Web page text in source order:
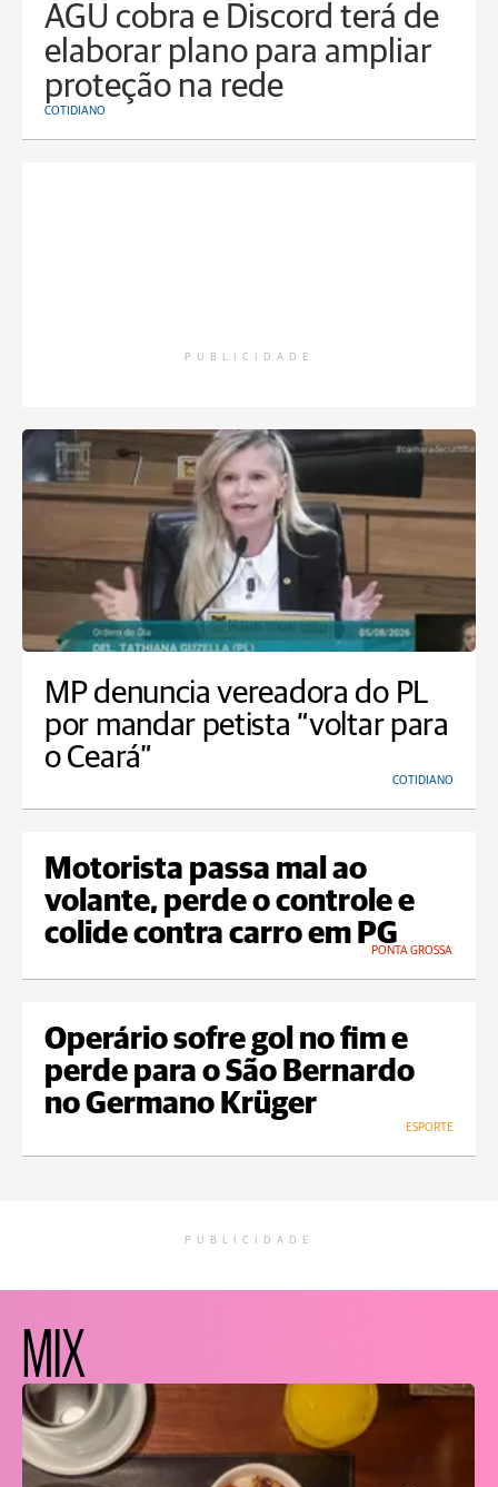
AGU cobra e Discord terá de
elaborar plano para ampliar
proteção na rede
COTIDIANO
PUBLICIDADE
MP denuncia vereadora do PL
por mandar petista “voltar para
o Ceará”
COTIDIANO
Motorista passa mal ao
volante, perde o controle e
colide contra carro em PG
PONTA GROSSA
Operário sofre gol no fim e
perde para o São Bernardo
no Germano Krüger
ESPORTE
PUBLICIDADE
MIX